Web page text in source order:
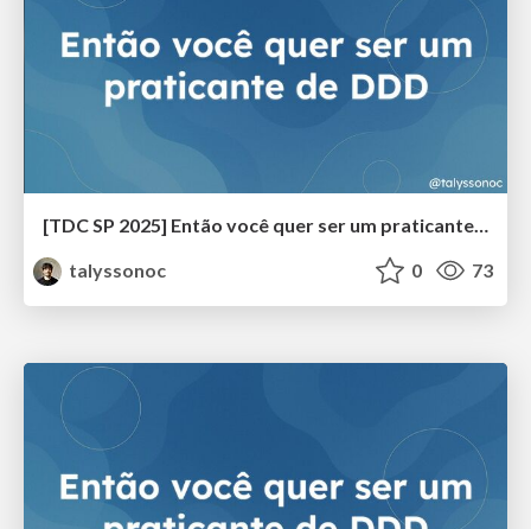
[TDC SP 2025] Então você quer ser um praticante de DDD
talyssonoc
0 73